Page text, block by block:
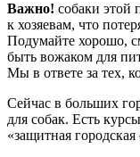
Важно! собаки этой
к хозяевам, что
Подумайте хорошо,
быть вожаком для
Мы в ответе за тех,
Сейчас в больших
для собак. Есть
«защитная городская